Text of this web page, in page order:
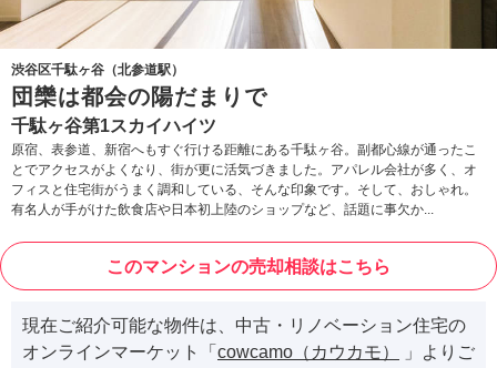
渋谷区千駄ヶ谷（北参道駅）
団欒は都会の陽だまりで
千駄ヶ谷第1スカイハイツ
原宿、表参道、新宿へもすぐ行ける距離にある千駄ヶ谷。副都心線が通ったこ
とでアクセスがよくなり、街が更に活気づきました。アパレル会社が多く、オ
フィスと住宅街がうまく調和している、そんな印象です。そして、おしゃれ。
有名人が手がけた飲食店や日本初上陸のショップなど、話題に事欠か...
このマンションの売却相談はこちら
現在ご紹介可能な物件は、中古・リノベーション住宅の
オンラインマーケット「 cowcamo（カウカモ）
」よりご